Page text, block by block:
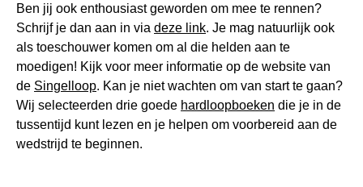
Ben jij ook enthousiast geworden om mee te rennen?
Schrijf je dan aan in via deze link. Je mag natuurlijk ook
als toeschouwer komen om al die helden aan te
moedigen! Kijk voor meer informatie op de website van
de Singelloop. Kan je niet wachten om van start te gaan?
Wij selecteerden drie goede hardloopboeken die je in de
tussentijd kunt lezen en je helpen om voorbereid aan de
wedstrijd te beginnen.